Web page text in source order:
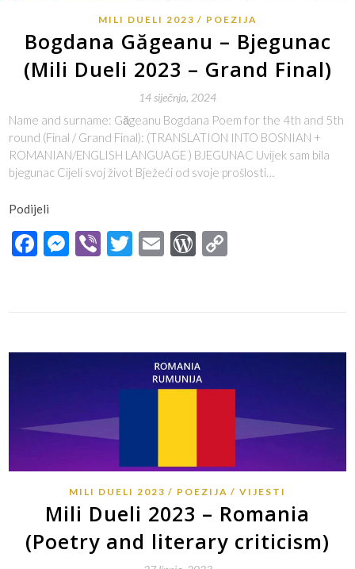
MILI DUELI 2023 POEZIJA
Bogdana Găgeanu – Bjegunac
(Mili Dueli 2023 – Grand Final)
14 siječnja, 2024
Name and surname: Găgeanu Bogdana Poem for the 4th and 5th
round (Final / Grand Final): (TRANSLATION INTO BOSNIAN +
ROMANIAN/ENGLISH LANGUAGE ) BJEGUNAC Uvijek sam bila
bjegunac Cijeli svoj život Bježeći od svoje prošlosti…
Podijeli
Facebook
Messenger
ViberTwitter
EmailWordPress
MILI DUELI 2023 POEZIJA VIJESTI
Mili Dueli 2023 – Romania
(Poetry and literary criticism)